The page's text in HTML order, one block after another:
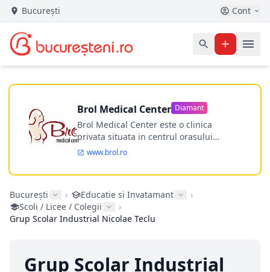
București Cont
Brol Medical Center Diamant
Brol Medical Center este o clinica
privata situata in centrul orasului
Timisoara avand o experienta de
Incepand din anul 2009 clinica isi
ultramodern.
www.brol.ro
București › Educatie si Invatamant
›
Scoli / Licee / Colegii
›
Grup Scolar Industrial Nicolae Teclu
Grup Scolar Industrial